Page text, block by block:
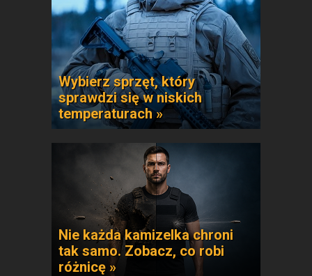
Wybierz sprzęt, który
sprawdzi się w niskich
temperaturach »
Nie każda kamizelka chroni
tak samo. Zobacz, co robi
różnicę »